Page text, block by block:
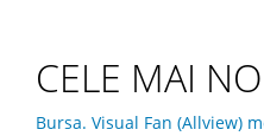
CELE MAI
Bursa. Visual Fan (Allview)